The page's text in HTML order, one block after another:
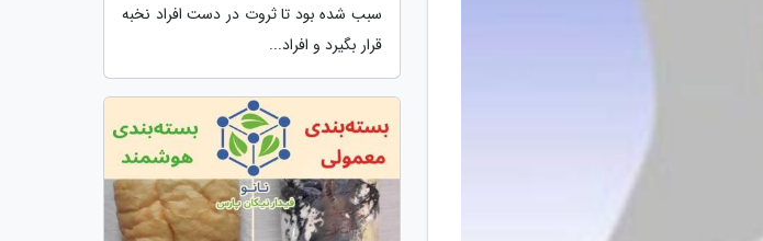
سبب شده بود تا ثروت در دست افراد نخبه
قرار بگیرد و افراد...